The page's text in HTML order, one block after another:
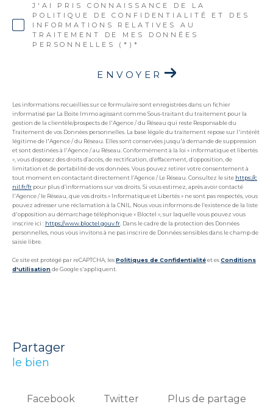
J'AI PRIS CONNAISSANCE DE LA
POLITIQUE DE CONFIDENTIALITÉ ET DES
INFORMATIONS RELATIVES AU
TRAITEMENT DE MES DONNÉES
PERSONNELLES (*)*
ENVOYER
Les informations recueillies sur ce formulaire sont enregistrées dans un fichier
informatisé par La Boite Immo agissant comme Sous-traitant du traitement pour la
gestion de la clientèle/prospects de l'Agence / du Réseau qui reste Responsable du
Traitement de vos Données personnelles. La base légale du traitement repose sur l'intérêt
légitime de l'Agence / du Réseau. Elles sont conservées jusqu'à demande de suppression
et sont destinées à l'Agence / au Réseau. Conformément à la loi « informatique et libertés
», vous disposez des droits d’accès, de rectification, d’effacement, d’opposition, de
limitation et de portabilité de vos données. Vous pouvez retirer votre consentement à
tout moment en contactant directement l’Agence / Le Réseau. Consultez le site https://c
nil.fr/fr pour plus d’informations sur vos droits. Si vous estimez, après avoir contacté
l'Agence / le Réseau, que vos droits « Informatique et Libertés » ne sont pas respectés, vous
pouvez adresser une réclamation à la CNIL. Nous vous informons de l’existence de la liste
d'opposition au démarchage téléphonique « Bloctel », sur laquelle vous pouvez vous
inscrire ici : https://www.bloctel.gouv.fr. Dans le cadre de la protection des Données
personnelles, nous vous invitons à ne pas inscrire de Données sensibles dans le champ de
saisie libre.
Ce site est protégé par reCAPTCHA, lesPolitiques de Confidentialitéet esConditions
d'utilisationde Google s'appliquent.
partager
le bien
Facebook Twitter Plus de partage